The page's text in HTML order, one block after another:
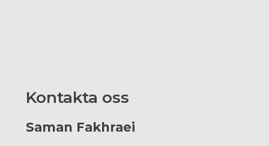
Kontakta oss
Saman Fakhraei